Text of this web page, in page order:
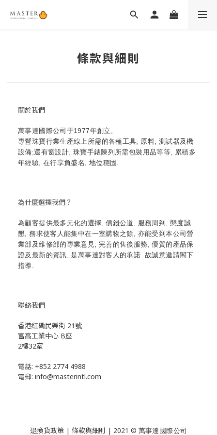
條款與細則
關於我們
萬事達國際公司于1977年創立,
專營珠寶行業生產線上所需的各種工具, 原料, 測試器及機
設備;還有窗設計, 珠寶手錶陳列所需包裝用品等等, 累積多
年經驗, 在行享負盛名, 地位穩固.
為什麼選擇我們？
為顧客提供最多元化的選擇, 價錢公道, 服務周到, 態度誠
懇, 務求使客人能集中在一室購物之餘, 亦能受到本公司營
業部及維修部的專業意見, 完善的售後服務, 優質的產品保
證及最新的資訊, 是萬事達對客人的承諾. 故誠意邀請閣下
指導.
聯絡我們
香港紅磡民樂街 21號
富高工業中心 B座
2樓32室
電話: +852 2774 4988
電郵: info@masterintl.com
退換貨政策 | 條款與細則 | 2021 © 萬事達國際公司